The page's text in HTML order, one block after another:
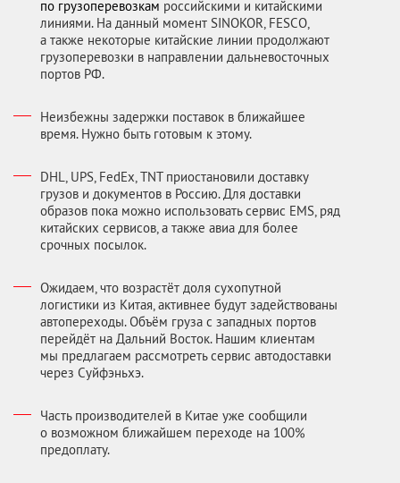
по грузоперевозкам российскими и китайскими
линиями. На данный момент SINOKOR, FESCO,
а также некоторые китайские линии продолжают
грузоперевозки в направлении дальневосточных
портов РФ.
Неизбежны задержки поставок в ближайшее
время. Нужно быть готовым к этому.
DHL, UPS, FedEx, TNT приостановили доставку
грузов и документов в Россию. Для доставки
образов пока можно использовать сервис EMS, ряд
китайских сервисов, а также авиа для более
срочных посылок.
Ожидаем, что возрастёт доля сухопутной
логистики из Китая, активнее будут задействованы
автопереходы. Объём груза с западных портов
перейдёт на Дальний Восток. Нашим клиентам
мы предлагаем рассмотреть сервис автодоставки
через Суйфэньхэ.
Часть производителей в Китае уже сообщили
о возможном ближайшем переходе на 100%
предоплату.